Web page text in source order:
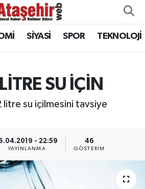
SİYASİ SPOR TEKNOLOJİ
SU İÇİN
litre su içilmesini tavsiye
- 22:59
YAYINLANMA
46
GÖSTERIM
Durumu ve Fikstür